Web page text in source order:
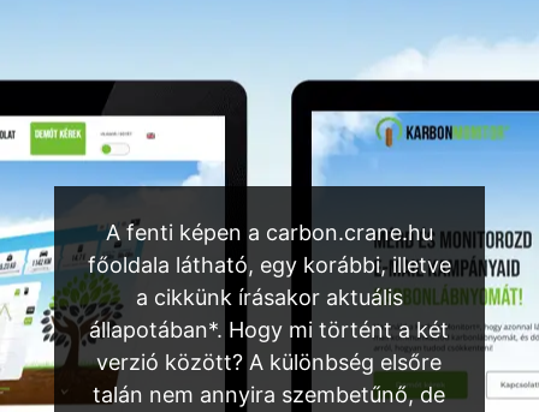
A fenti képen a carbon.crane.hu
főoldala látható, egy korábbi, illetve
a cikkünk írásakor aktuális
állapotában*. Hogy mi történt a két
verzió között? A különbség elsőre
talán nem annyira szembetűnő, de